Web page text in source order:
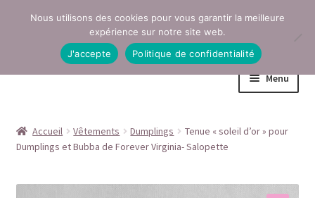
Aller
navigation
Aller
Menu
Conditions générales de vente
Contact
Accueil Vêtements Dumplings
Tenue « soleil d’or » pour
Dumplings et Bubba de Forever Virginia- Salopette
Nous utilisons des cookies pour vous garantir la meilleure
expérience sur notre site web.
J'accepte
Politique de confidentialité